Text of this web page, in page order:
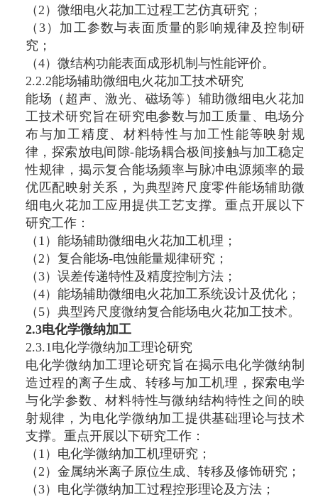
（2）微细电火花加工过程工艺仿真研究；
（3）加工参数与表面质量的影响规律及控制研
究；
（4）微结构功能表面成形机制与性能评价。
2.2.2能场辅助微细电火花加工技术研究
能场（超声、激光、磁场等）辅助微细电火花加
工技术研究旨在研究电参数与加工质量、电场分
布与加工精度、材料特性与加工性能等映射规
律，探索放电间隙-能场耦合极间接触与加工稳定
性规律，揭示复合能场频率与脉冲电源频率的最
优匹配映射关系，为典型跨尺度零件能场辅助微
细电火花加工应用提供工艺支撑。重点开展以下
研究工作：
（1）能场辅助微细电火花加工机理；
（2）复合能场-电蚀能量规律研究；
（3）误差传递特性及精度控制方法；
（4）能场辅助微细电火花加工系统设计及优化；
（5）典型跨尺度微纳复合能场电火花加工技术。
2.3电化学微纳加工
2.3.1电化学微纳加工理论研究
电化学微纳加工理论研究旨在揭示电化学微纳制
造过程的离子生成、转移与加工机理，探索电学
与化学参数、材料特性与微纳结构特性之间的映
射规律，为电化学微纳加工提供基础理论与技术
支撑。重点开展以下研究工作：
（1）电化学微纳加工机理研究；
（2）金属纳米离子原位生成、转移及修饰研究；
（3）电化学微纳加工过程控形理论及方法；